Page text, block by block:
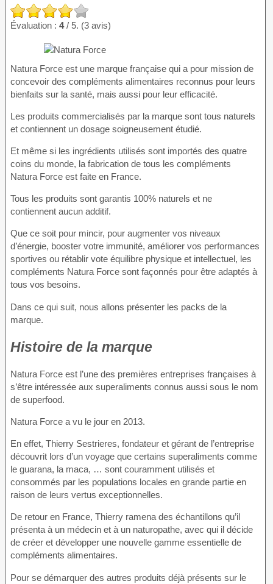
Évaluation : 4/ 5. (3 avis)
Natura Force est une marque française qui a pour mission de
concevoir des compléments alimentaires reconnus pour leurs
bienfaits sur la santé, mais aussi pour leur efficacité.
Les produits commercialisés par la marque sont tous naturels
et contiennent un dosage soigneusement étudié.
Et même si les ingrédients utilisés sont importés des quatre
coins du monde, la fabrication de tous les compléments
Natura Force est faite en France.
Tous les produits sont garantis 100% naturels et ne
contiennent aucun additif.
Que ce soit pour mincir, pour augmenter vos niveaux
d’énergie, booster votre immunité, améliorer vos performances
sportives ou rétablir vote équilibre physique et intellectuel, les
compléments Natura Force sont façonnés pour être adaptés à
tous vos besoins.
Dans ce qui suit, nous allons présenter les packs de la
marque.
Histoire de la marque
Natura Force est l’une des premières entreprises françaises à
s’être intéressée aux superaliments connus aussi sous le nom
de superfood.
Natura Force a vu le jour en 2013.
En effet, Thierry Sestrieres, fondateur et gérant de l’entreprise
découvrit lors d’un voyage que certains superaliments comme
le guarana, la maca, … sont couramment utilisés et
consommés par les populations locales en grande partie en
raison de leurs vertus exceptionnelles.
De retour en France, Thierry ramena des échantillons qu’il
présenta à un médecin et à un naturopathe, avec qui il décide
de créer et développer une nouvelle gamme essentielle de
compléments alimentaires.
Pour se démarquer des autres produits déjà présents sur le